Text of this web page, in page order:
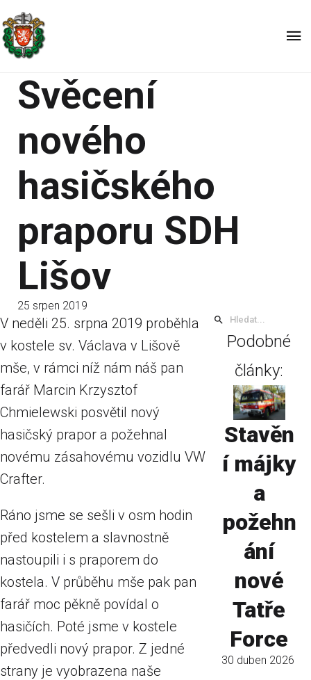
Svěcení
nového
hasičského
praporu SDH
Lišov
25 srpen 2019
V neděli 25. srpna 2019 proběhla
v kostele sv. Václava v Lišově
mše, v rámci níž nám náš pan
farář Marcin Krzysztof
Chmielewski posvětil nový
hasičský prapor a požehnal
novému zásahovému vozidlu VW
Crafter.
Ráno jsme se sešli v osm hodin
před kostelem a slavnostně
nastoupili i s praporem do
kostela. V průběhu mše pak pan
farář moc pěkně povídal o
hasičích. Poté jsme v kostele
předvedli nový prapor. Z jedné
strany je vyobrazena naše
Podobné
články:
Stavěn
í májky
a
požehn
ání
nové
Tatře
Force
30 duben 2026